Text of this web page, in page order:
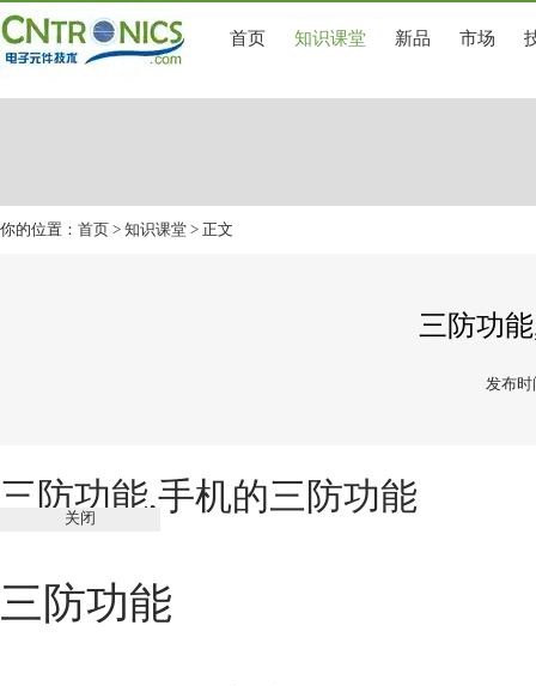
首页 知识课堂 新品 市场
你的位置： 首页 > 知识课堂 > 正文
三防功
发布时
三防功能,手机的三防功能
三防功能
关闭